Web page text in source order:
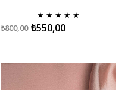
★ ★ ★ ★ ★
₺550,00
₺800,00